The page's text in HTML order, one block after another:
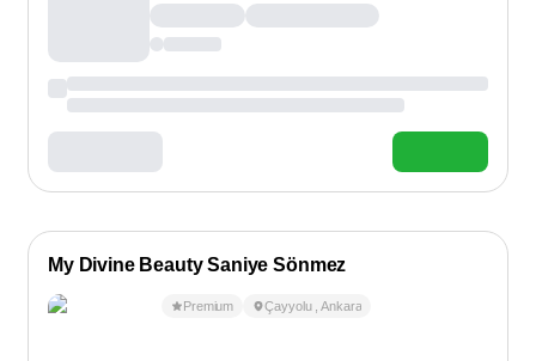
My Divine Beauty Saniye Sönmez
Premium Çayyolu ,Ankara